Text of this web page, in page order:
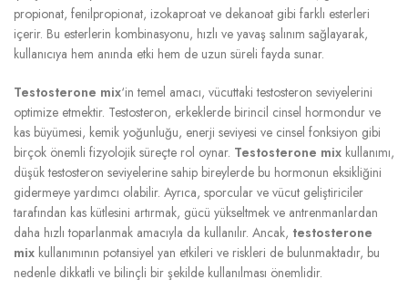
propionat, fenilpropionat, izokaproat ve dekanoat gibi farklı esterleri
içerir. Bu esterlerin kombinasyonu, hızlı ve yavaş salınım sağlayarak,
kullanıcıya hem anında etki hem de uzun süreli fayda sunar.
Testosterone mix‘in temel amacı, vücuttaki testosteron seviyelerini
optimize etmektir. Testosteron, erkeklerde birincil cinsel hormondur ve
kas büyümesi, kemik yoğunluğu, enerji seviyesi ve cinsel fonksiyon gibi
birçok önemli fizyolojik süreçte rol oynar. Testosterone mix kullanımı,
düşük testosteron seviyelerine sahip bireylerde bu hormonun eksikliğini
gidermeye yardımcı olabilir. Ayrıca, sporcular ve vücut geliştiriciler
tarafından kas kütlesini artırmak, gücü yükseltmek ve antrenmanlardan
daha hızlı toparlanmak amacıyla da kullanılır. Ancak, testosterone
mix kullanımının potansiyel yan etkileri ve riskleri de bulunmaktadır, bu
nedenle dikkatli ve bilinçli bir şekilde kullanılması önemlidir.